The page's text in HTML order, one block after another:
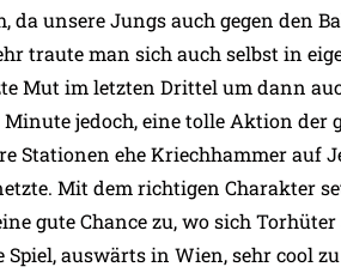
unsere Jungs auch gegen den
traute man sich auch selbst in
Mut im letzten Drittel um dann
jedoch, eine tolle Aktion der
Stationen ehe Kriechhammer auf
Mit dem richtigen Charakter
gute Chance zu, wo sich
auswärts in Wien, sehr cool